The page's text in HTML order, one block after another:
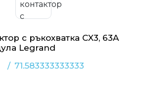
с ръкохватка CX3, 63A
Legrand
71.583333333333
/